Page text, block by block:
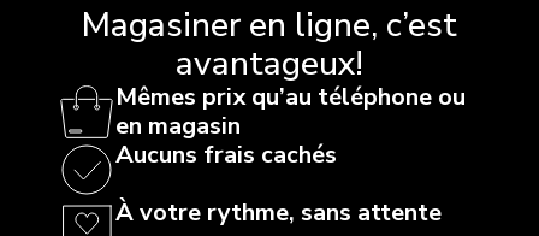
Magasiner en ligne, c’est
avantageux!
Mêmes prix qu’au téléphone ou
en magasin
Aucuns frais cachés
À votre rythme, sans attente